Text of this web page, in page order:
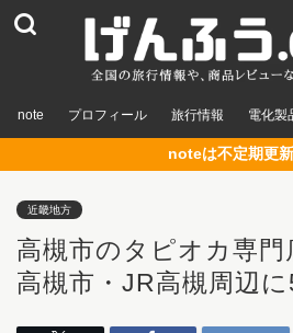
note プロフィール 旅行情報 電化製
noteは不定期更新
近畿地方
高槻市のタピオカ専門
高槻市・JR高槻周辺